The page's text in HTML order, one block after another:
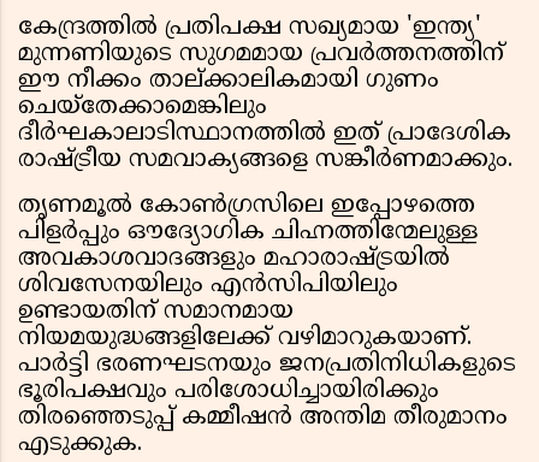
കേന്ദ്രത്തിൽ പ്രതിപക്ഷ സഖ്യമായ 'ഇന്ത്യ'
മുന്നണിയുടെ സുഗമമായ പ്രവർത്തനത്തിന്
ഈ നീക്കം താല്ക്കാലികമായി ഗുണം
ചെയ്തേക്കാമെങ്കിലും
ദീർഘകാലാടിസ്ഥാനത്തിൽ ഇത് പ്രാദേശിക
രാഷ്ട്രീയ സമവാക്യങ്ങളെ സങ്കീർണമാക്കും.
തൃണമൂൽ കോൺഗ്രസിലെ ഇപ്പോഴത്തെ
പിളർപ്പും ഔദ്യോഗിക ചിഹ്നത്തിന്മേലുള്ള
അവകാശവാദങ്ങളും മഹാരാഷ്ട്രയിൽ
ശിവസേനയിലും എൻസിപിയിലും
ഉണ്ടായതിന് സമാനമായ
നിയമയുദ്ധങ്ങളിലേക്ക് വഴിമാറുകയാണ്.
പാർട്ടി ഭരണഘടനയും ജനപ്രതിനിധികളുടെ
ഭൂരിപക്ഷവും പരിശോധിച്ചായിരിക്കും
തിരഞ്ഞെടുപ്പ് കമ്മീഷൻ അന്തിമ തീരുമാനം
എടുക്കുക.